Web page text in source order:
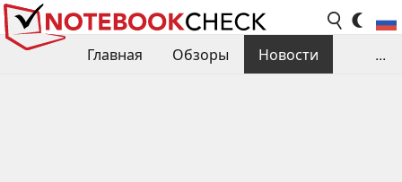
Главная Обзоры
Новости
...